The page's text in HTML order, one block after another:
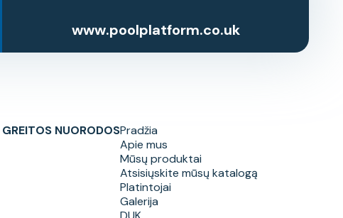
www.poolplatform.co.uk
GREITOS NUORODOSPradžia
Apie mus
Mūsų produktai
Atsisiųskite mūsų katalogą
Platintojai
Galerija